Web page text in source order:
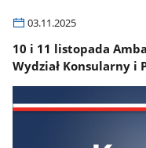
03.11.2025
10 i 11 listopada
Wydział Konsularny i